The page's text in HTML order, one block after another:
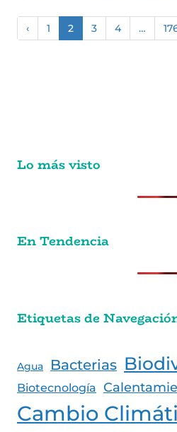
‹ 1 2 3 4 …
Lo más visto
En Tendencia
Etiquetas de
Agua Bacterias
Biotecnología
Cambio